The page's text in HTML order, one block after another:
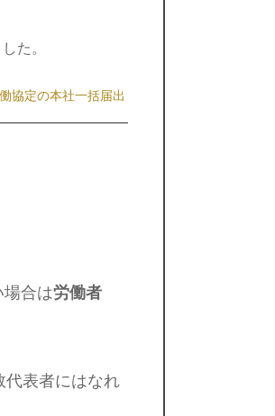
た。
協定の本社一括届出
場合は労働者
代表者にはなれ